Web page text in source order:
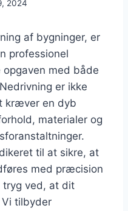
2024
af bygninger, er
professionel
med både
er ikke
kræver en dyb
materialer og
til at sikre, at
med præcision
tryg ved, at dit
tilbyder